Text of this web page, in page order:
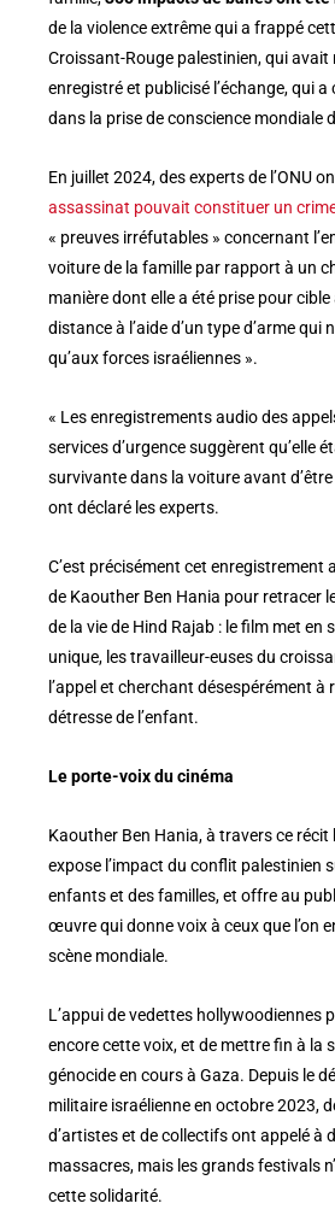
de la violence extrême qui a frappé
Croissant-Rouge palestinien, qui avait
enregistré et publicisé l’échange, qui
dans la prise de conscience mondiale
En juillet 2024, des experts de l’ONU
assassinat pouvait constituer un
« preuves irréfutables » concernant
voiture de la famille par rapport à un
manière dont elle a été prise pour
distance à l’aide d’un type d’arme qui
qu’aux forces israéliennes ».
« Les enregistrements audio des
services d’urgence suggèrent qu’elle
survivante dans la voiture avant
ont déclaré les experts.
C’est précisément cet enregistrement
de Kaouther Ben Hania pour retracer
de la vie de Hind Rajab : le film met en
unique, les travailleur-euses du
l’appel et cherchant désespérément à
détresse de l’enfant.
Le porte-voix du cinéma
Kaouther Ben Hania, à travers ce
expose l’impact du conflit palestinien
enfants et des familles, et offre au
œuvre qui donne voix à ceux que l’on
scène mondiale.
L’appui de vedettes hollywoodiennes
encore cette voix, et de mettre fin à la
génocide en cours à Gaza. Depuis le
militaire israélienne en octobre 2023,
d’artistes et de collectifs ont appelé à
massacres, mais les grands festivals
cette solidarité.